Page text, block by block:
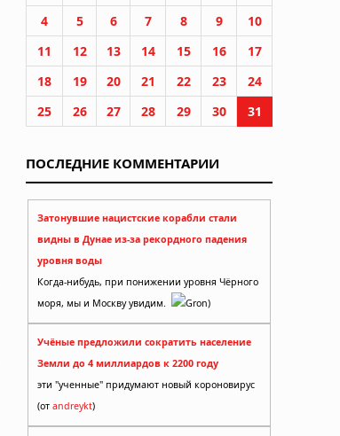
4
5 6 7 8 9
10
11
12 13 14 15 16
17
18
19 20 21 22 23
24
25
26 27 28 29 30 31
ПОСЛЕДНИЕ КОММЕНТАРИИ
Затонувшие нацистские корабли стали
видны в Дунае из-за рекордного падения
уровня воды
Когда-нибудь, при понижении уровня Чёрного
моря, мы и Москву увидим.
Gron)
Учёные предложили сократить население
Земли до 4 миллиардов к 2200 году
эти "ученные" придумают новый короновирус
(от andreykt)